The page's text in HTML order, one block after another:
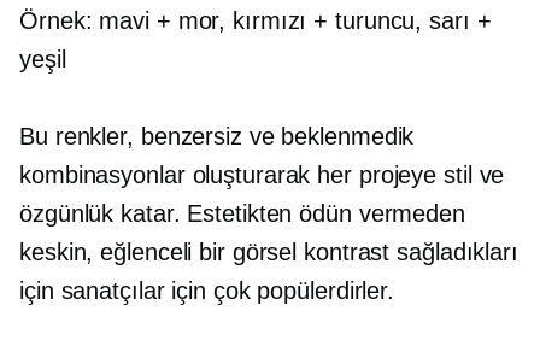
Örnek: mavi + mor, kırmızı + turuncu, sarı +
yeşil
Bu renkler, benzersiz ve beklenmedik
kombinasyonlar oluşturarak her projeye stil ve
özgünlük katar. Estetikten ödün vermeden
keskin, eğlenceli bir görsel kontrast sağladıkları
için sanatçılar için çok popülerdirler.